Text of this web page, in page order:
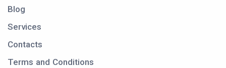
Blog
Services
Contacts
Terms and Conditions